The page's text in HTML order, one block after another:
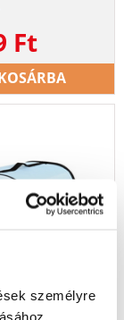
személyre
Ft